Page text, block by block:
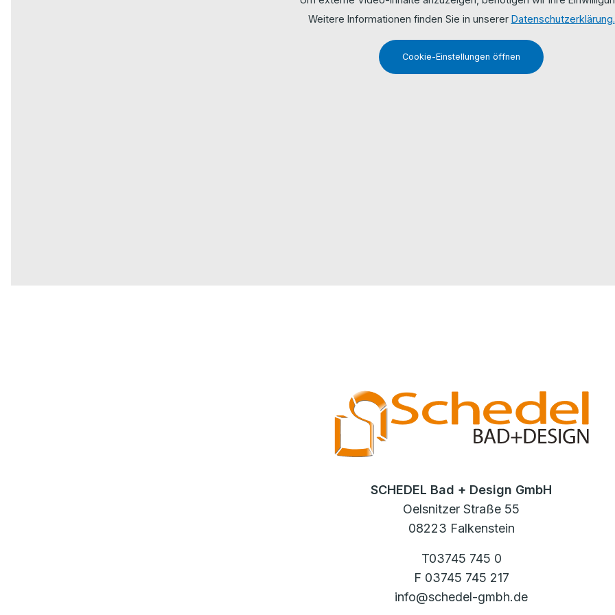
Weitere Informationen finden Sie in unserer Datenschutzerklärung.
Cookie-Einstellungen öffnen
SCHEDEL Bad + Design GmbH
Oelsnitzer Straße 55
08223 Falkenstein
T03745 745 0
F 03745 745 217
info@schedel-gmbh.de